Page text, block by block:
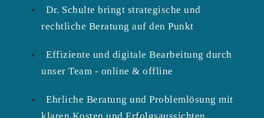
Dr. Schulte bringt strategische und
rechtliche Beratung auf den Punkt
Effiziente und digitale Bearbeitung durch
unser Team - online & offline
Ehrliche Beratung und Problemlösung mit
klaren Kosten und Erfolgsaussichten